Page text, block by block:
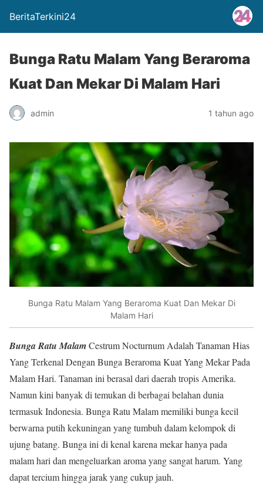
BeritaTerkini24
Bunga Ratu Malam Yang Beraroma
Kuat Dan Mekar Di Malam Hari
admin 1 tahun ago
Bunga Ratu Malam Yang Beraroma Kuat Dan Mekar Di
Malam Hari
Bunga Ratu MalamCestrum Nocturnum Adalah Tanaman Hias
Yang Terkenal Dengan Bunga Beraroma Kuat Yang Mekar Pada
Malam Hari. Tanaman ini berasal dari daerah tropis Amerika.
Namun kini banyak di temukan di berbagai belahan dunia
termasuk Indonesia. Bunga Ratu Malam memiliki bunga kecil
berwarna putih kekuningan yang tumbuh dalam kelompok di
ujung batang. Bunga ini di kenal karena mekar hanya pada
malam hari dan mengeluarkan aroma yang sangat harum. Yang
dapat tercium hingga jarak yang cukup jauh.